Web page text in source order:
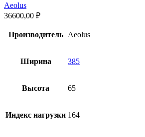
Aeolus
36600,00 ₽
Производитель Aeolus
Ширина 385
Высота 65
Индекс нагрузки 164